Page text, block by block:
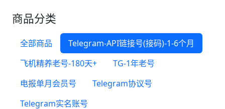
商品分类
全部商品
Telegram-API链接号(接码)-1-6个月
飞机精养老号-180天+
TG-1年老号
电报单月会员号
Telegram协议号
Telegram实名账号